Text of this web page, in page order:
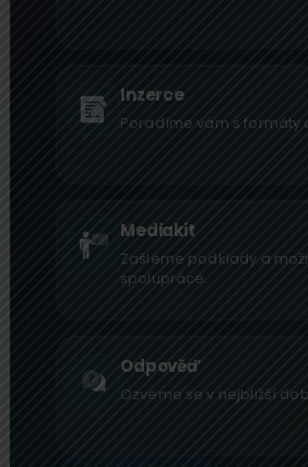
Inzerce
Poradíme vám s formáty
Mediakit
Zašleme podklady a
spolupráce.
Odpověď
Ozveme se v nejbližší